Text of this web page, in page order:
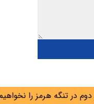
تنگه هرمز را نخواهیم داد